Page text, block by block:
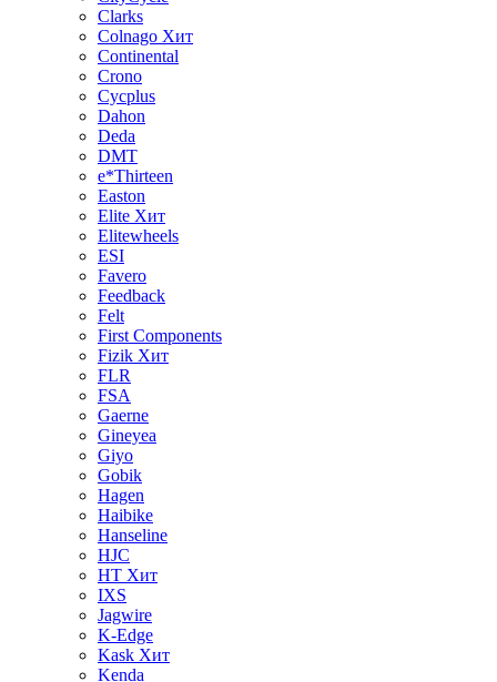
Clarks
Colnago Хит
Continental
Crono
Cycplus
Dahon
Deda
DMT
e*Thirteen
Easton
Elite Хит
Elitewheels
ESI
Favero
Feedback
Felt
First Components
Fizik Хит
FLR
FSA
Gaerne
Gineyea
Giyo
Gobik
Hagen
Haibike
Hanseline
HJC
HT Хит
IXS
Jagwire
K-Edge
Kask Хит
Kenda